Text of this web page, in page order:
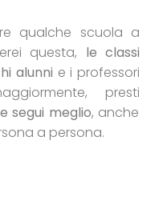
qualche scuola a
questa, le classi
alunni e i professori
presti
segui meglio, anche
a persona.